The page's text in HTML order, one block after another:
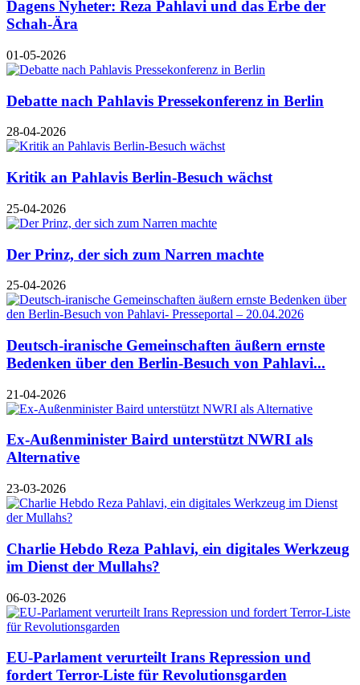
Dagens Nyheter: Reza Pahlavi und das Erbe der
Schah-Ära
01-05-2026
Debatte nach Pahlavis Pressekonferenz in Berlin
28-04-2026
Kritik an Pahlavis Berlin-Besuch wächst
25-04-2026
Der Prinz, der sich zum Narren machte
25-04-2026
Deutsch-iranische Gemeinschaften äußern ernste
Bedenken über den Berlin-Besuch von Pahlavi...
21-04-2026
Ex-Außenminister Baird unterstützt NWRI als
Alternative
23-03-2026
Charlie Hebdo Reza Pahlavi, ein digitales Werkzeug
im Dienst der Mullahs?
06-03-2026
EU-Parlament verurteilt Irans Repression und
fordert Terror-Liste für Revolutionsgarden